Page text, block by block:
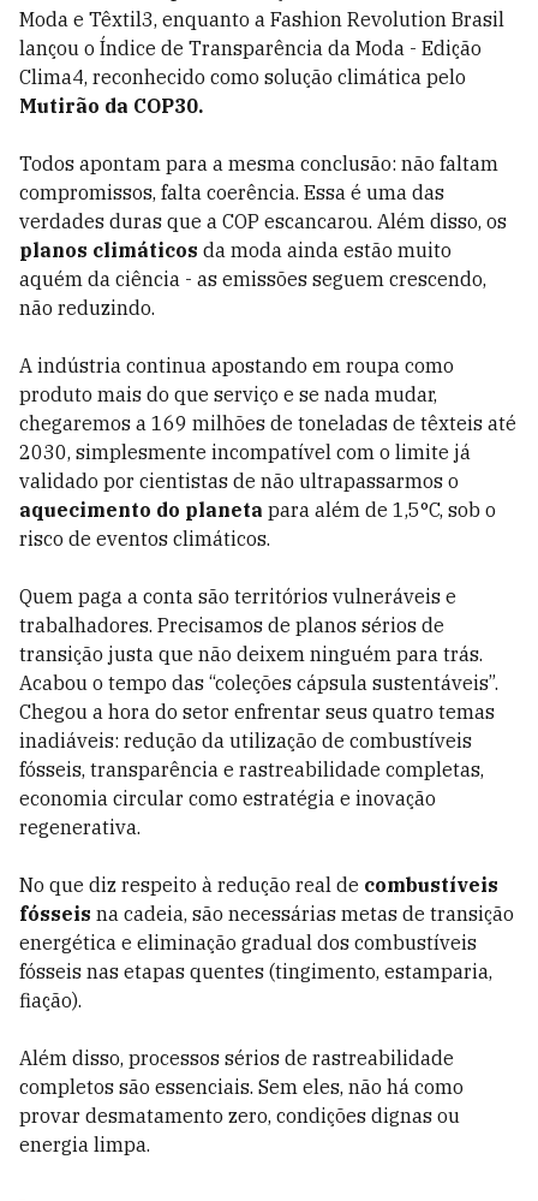
Moda e Têxtil3, enquanto a Fashion Revolution Brasil
lançou o Índice de Transparência da Moda - Edição
Clima4, reconhecido como solução climática pelo
Mutirão da COP30.
Todos apontam para a mesma conclusão: não faltam
compromissos, falta coerência. Essa é uma das
verdades duras que a COP escancarou. Além disso, os
planos climáticos da moda ainda estão muito
aquém da ciência - as emissões seguem crescendo,
não reduzindo.
A indústria continua apostando em roupa como
produto mais do que serviço e se nada mudar,
chegaremos a 169 milhões de toneladas de têxteis até
2030, simplesmente incompatível com o limite já
validado por cientistas de não ultrapassarmos o
aquecimento do planeta para além de 1,5°C, sob o
risco de eventos climáticos.
Quem paga a conta são territórios vulneráveis e
trabalhadores. Precisamos de planos sérios de
transição justa que não deixem ninguém para trás.
Acabou o tempo das “coleções cápsula sustentáveis”.
Chegou a hora do setor enfrentar seus quatro temas
inadiáveis: redução da utilização de combustíveis
fósseis, transparência e rastreabilidade completas,
economia circular como estratégia e inovação
regenerativa.
No que diz respeito à redução real de combustíveis
fósseis na cadeia, são necessárias metas de transição
energética e eliminação gradual dos combustíveis
fósseis nas etapas quentes (tingimento, estamparia,
fiação).
Além disso, processos sérios de rastreabilidade
completos são essenciais. Sem eles, não há como
provar desmatamento zero, condições dignas ou
energia limpa.